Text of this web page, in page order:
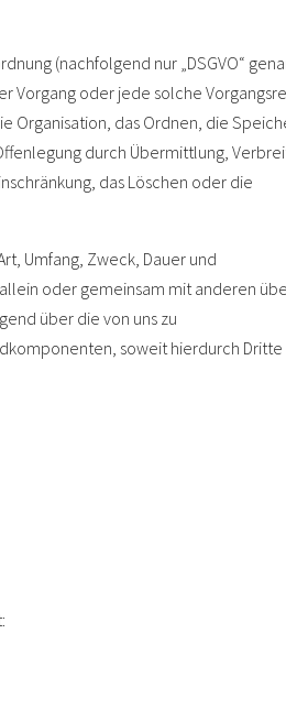
(nachfolgend nur „DSGVO“
Vorgang oder jede solche
Organisation, das Ordnen, die
durch Übermittlung,
das Löschen oder die
Umfang, Zweck, Dauer und
oder gemeinsam mit anderen
über die von uns zu
soweit hierdurch Dritte